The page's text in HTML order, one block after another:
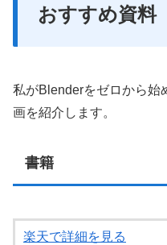
おすすめ資料
私がBlenderをゼロから始
画を紹介します。
書籍
楽天で詳細を見る